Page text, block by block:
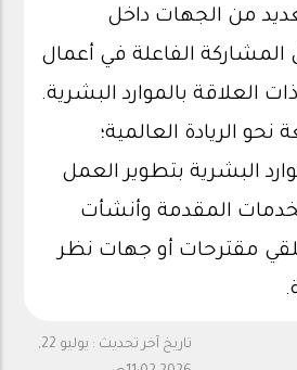
من الجهات داخل
الفاعلة في أعمال
العلاقة بالموارد البشرية.
الريادة العالمية؛
البشرية بتطوير العمل
المقدمة وأنشأت
مقترحات أو جهات نظر
تاريخ آخر تحديث :
يوليو 22,